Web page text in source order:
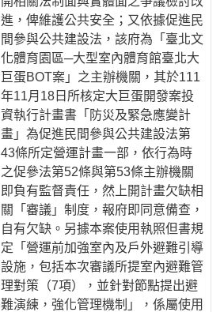
進，俾維護公共安全；又依據促進民
間參與公共建設法，該府為「臺北文
化體育園區─大型室內體育館臺北大
巨蛋BOT案」之主辦機關，其於111
年11月18日所核定大巨蛋開發案投
資執行計畫書「防災及緊急應變計
畫」為促進民間參與公共建設法第
43條所定營運計畫一部，依行為時
之促參法第52條與第53條主辦機關
即負有監督責任，然上開計畫欠缺相
關「審議」制度，報府即同意備查，
自有欠缺。另據本案使用執照但書規
定「營運前加強室內及戶外避難引導
設施，包括本次審議所提室內避難管
理對策（7項），並針對節點提出避
難演練，強化管理機制」，係屬使用